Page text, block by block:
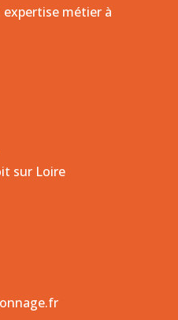
expertise métier à
sur Loire